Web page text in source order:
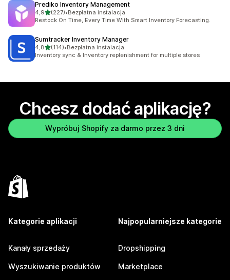
Prediko Inventory Management
4,9na 5 gwiazdek
(227)
Łączna liczba recenzji: 227
•Bezpłatna instalacja
Restock On Time, Every Time With Smart Inventory Forecasting.
Sumtracker Inventory Manager
4,8na 5 gwiazdek
(114)
Łączna liczba recenzji: 114
•Bezpłatna instalacja
Inventory sync & Inventory replenishment for multiple stores
Chcesz dodać aplikację?
Wypróbuj Shopify za darmo przez 3 dni
Kategorie aplikacji
Kanały sprzedaży
Wyszukiwanie produktów
Najpopularniejsze kategorie
Dropshipping
Marketplace